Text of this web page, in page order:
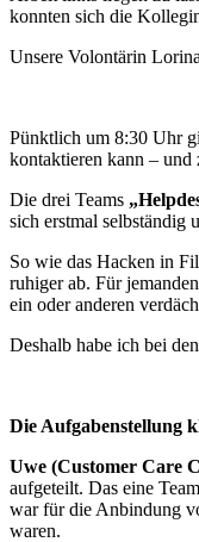
konnten sich die
Unsere Volontärin
Pünktlich um 8:30 Uhr
kontaktieren kann –
Die drei Teams
sich erstmal selbständig
So wie das Hacken in
ruhiger ab. Für
ein oder anderen
Deshalb habe ich bei
Die Aufgabenstellung
Uwe (Customer Care
aufgeteilt. Das eine
war für die Anbindung
waren.